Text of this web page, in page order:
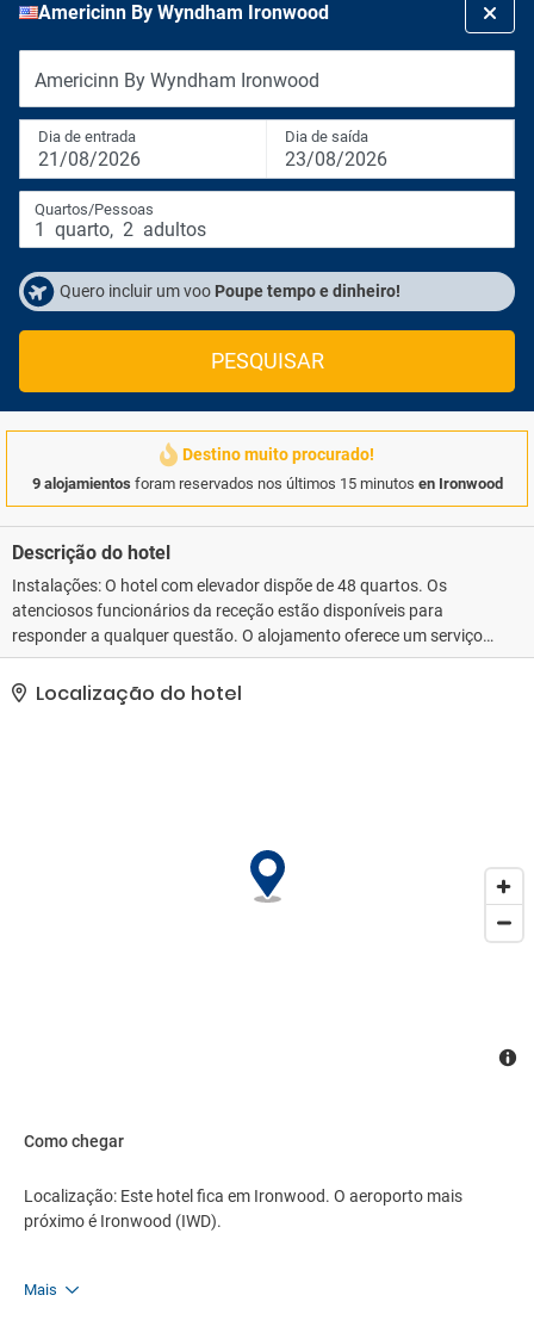
Americinn By Wyndham Ironwood
Americinn By Wyndham Ironwood
Dia de entrada
21/08/2026
Dia de saída
23/08/2026
Quartos/Pessoas
1 quarto, 2 adultos
Quero incluir um voo Poupe tempo e dinheiro!
PESQUISAR
Destino muito procurado!
9 alojamientos foram reservados nos últimos 15 minutos en Ironwood
Descrição do hotel
Instalações: O hotel com elevador dispõe de 48 quartos. Os
atenciosos funcionários da receção estão disponíveis para
responder a qualquer questão. O alojamento oferece um serviço
de lavandaria, uma sala de conferências, um centro de negócios,
uma sala de banquetes, uma lavandaria automática e uma zona
de fumadores. As instalações incluem uma máquina de bebidas.
podem deixá-la no parque de estacionamento do estabelecimento
Localização do hotel
Como chegar
Localização: Este hotel fica em Ironwood. O aeroporto mais
próximo é Ironwood (IWD).
Mais